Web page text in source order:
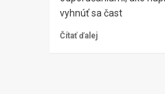
vyhnúť sa čast
Čítať ďalej